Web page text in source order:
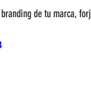
de tu marca,